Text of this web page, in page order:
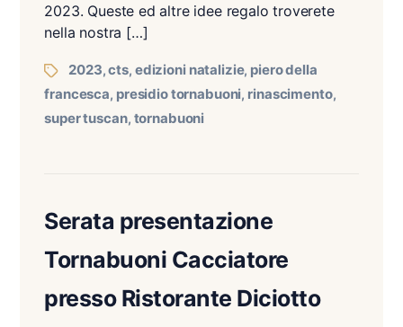
2023. Queste ed altre idee regalo troverete
nella nostra […]
2023,cts, edizioni natalizie, piero della
francesca, presidio tornabuoni, rinascimento,
super tuscan, tornabuoni
Serata presentazione
Tornabuoni Cacciatore
presso Ristorante Diciotto